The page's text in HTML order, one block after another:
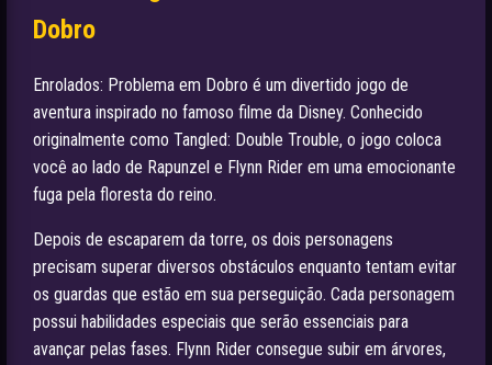
Dobro
Enrolados: Problema em Dobro é um divertido jogo de
aventura inspirado no famoso filme da Disney. Conhecido
originalmente como Tangled: Double Trouble, o jogo coloca
você ao lado de Rapunzel e Flynn Rider em uma emocionante
fuga pela floresta do reino.
Depois de escaparem da torre, os dois personagens
precisam superar diversos obstáculos enquanto tentam evitar
os guardas que estão em sua perseguição. Cada personagem
possui habilidades especiais que serão essenciais para
avançar pelas fases. Flynn Rider consegue subir em árvores,